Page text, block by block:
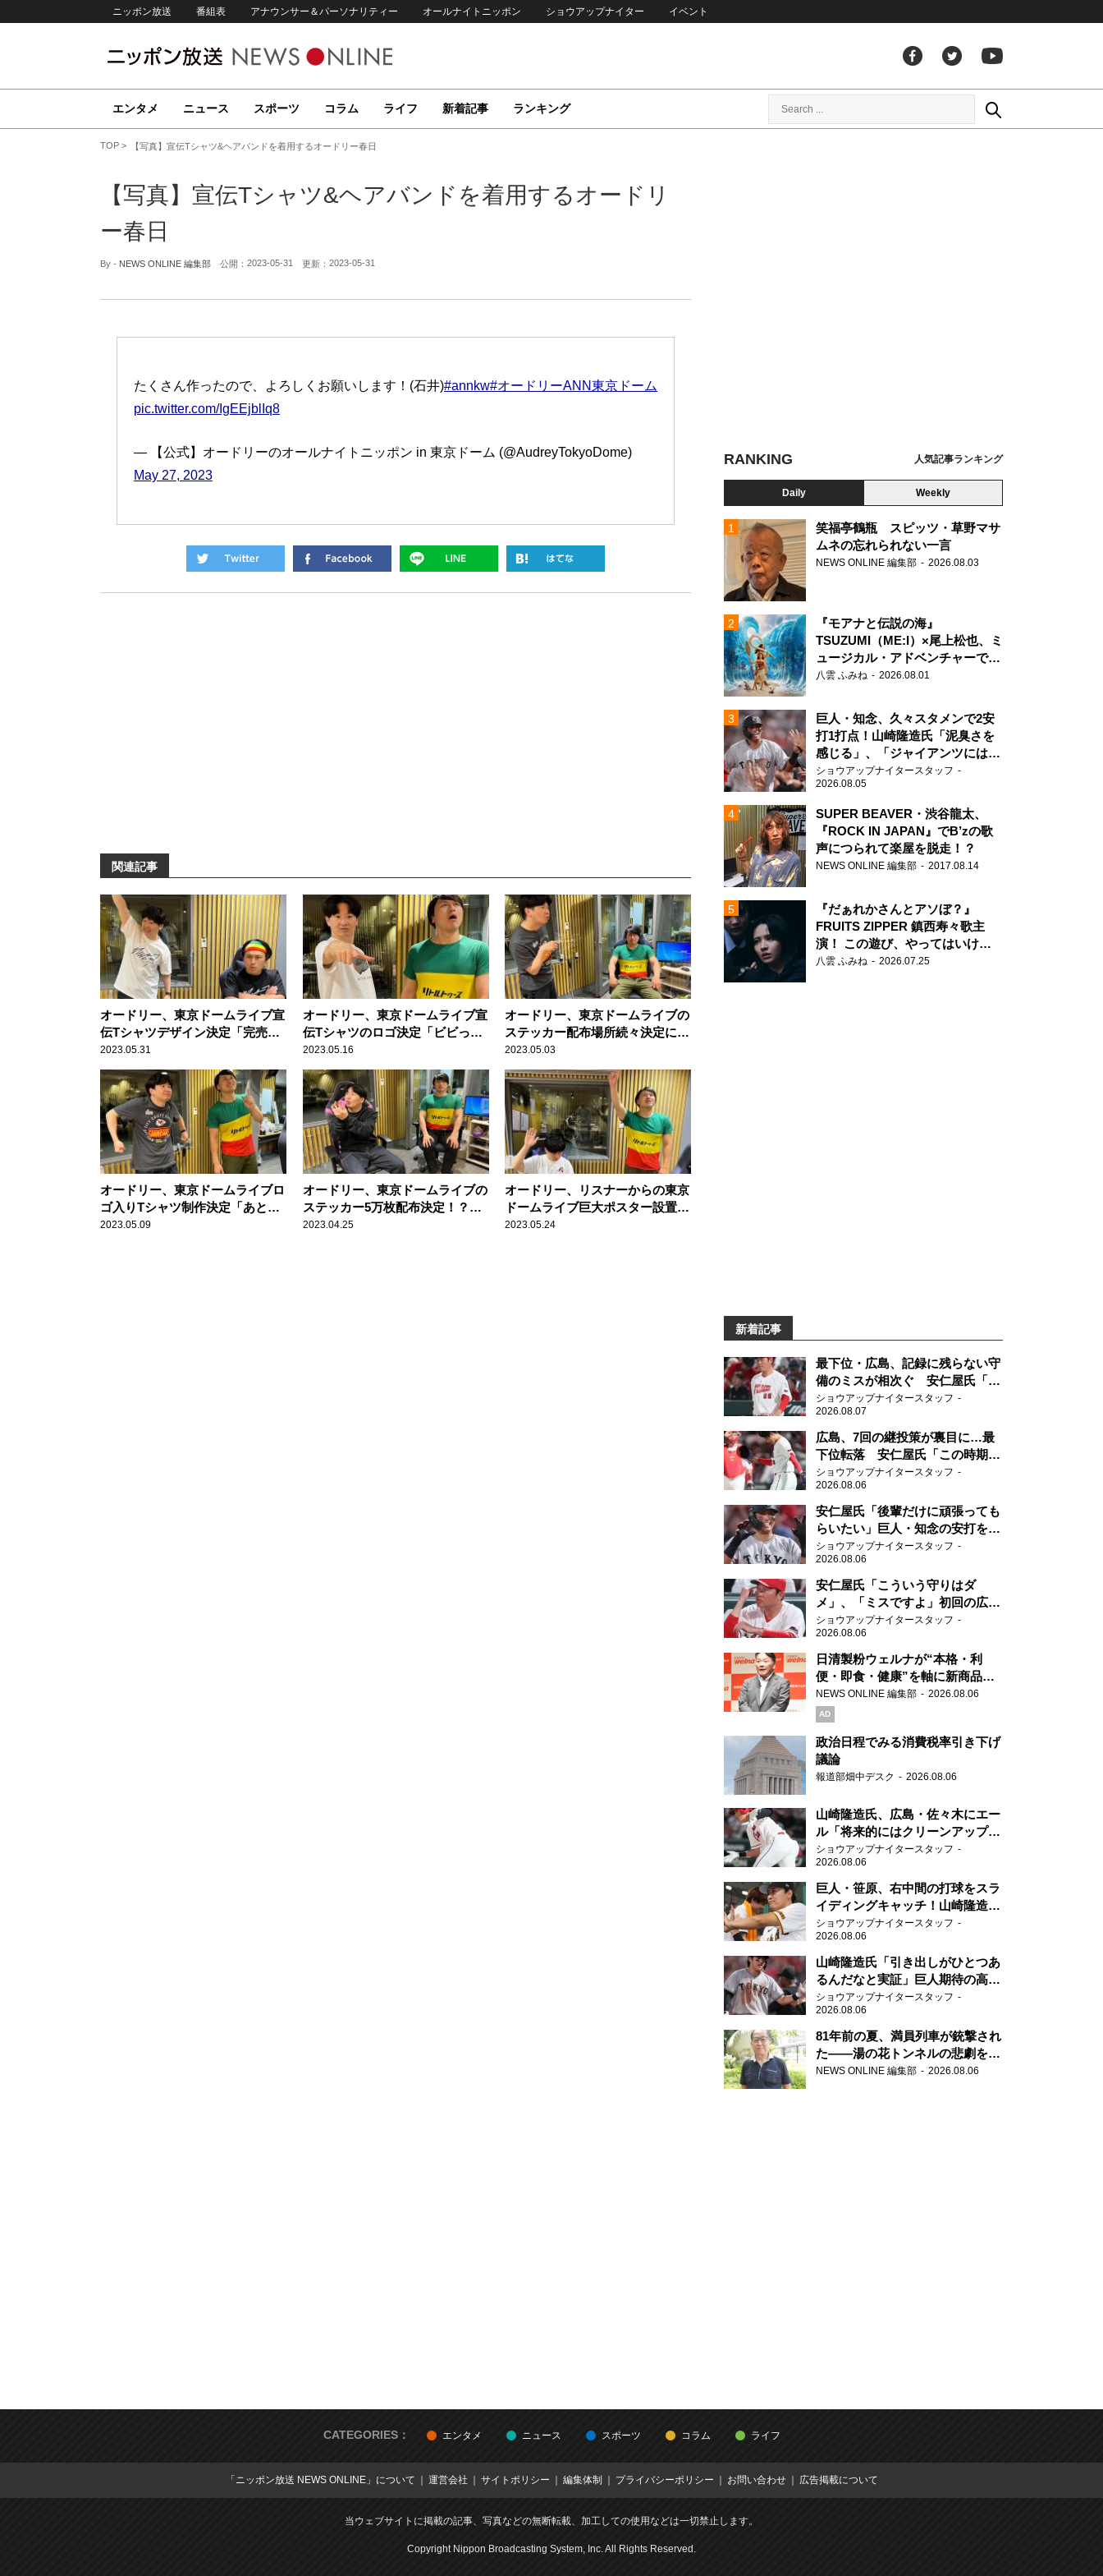
ニッポン放送 番組表 アナウンサー＆パーソナリティー オールナイトニッポン ショウアップナイター イベント
エンタメ ニュース スポーツ コラム ライフ 新着記事 ランキング
TOP 【写真】宣伝Tシャツ&ヘアバンドを着用するオードリー春日
【写真】宣伝Tシャツ&ヘアバンドを着用するオードリ
ー春日
By - NEWS ONLINE 編集部 公開： 2023-05-31 更新： 2023-05-31
たくさん作ったので、よろしくお願いします！(石井)#annkw#オードリーANN東京ドーム
pic.twitter.com/IgEEjblIq8
— 【公式】オードリーのオールナイトニッポン in 東京ドーム (@AudreyTokyoDome)
May 27, 2023
関連記事
オードリー、東京ドームライブ宣
伝Tシャツデザイン決定「完売を
目標に頑張りたい」
2023.05.31
オードリー、東京ドームライブ宣
伝Tシャツのロゴ決定「ビビって
いるなら着なければいい」
2023.05.16
オードリー、東京ドームライブの
ステッカー配布場所続々決定に
「ありがたいね」
2023.05.03
オードリー、東京ドームライブロ
ゴ入りTシャツ制作決定「あとは
外に着ていく勇気があるか」
2023.05.09
オードリー、東京ドームライブの
ステッカー5万枚配布決定！？
「来てくれる方に届けたい」
2023.04.25
オードリー、リスナーからの東京
ドームライブ巨大ポスター設置の
提案に「めっちゃいい！」
2023.05.24
RANKING 人気記事ランキング
Daily Weekly
笑福亭鶴瓶 スピッツ・草野マサ
ムネの忘れられない一言
NEWS ONLINE 編集部 2026.08.03
『モアナと伝説の海』
TSUZUMI（ME:I）×尾上松也、ミ
ュージカル・アドベンチャーで美
声を響かせる
八雲 ふみね 2026.08.01
巨人・知念、久々スタメンで2安
打1打点！山崎隆造氏「泥臭さを
感じる」、「ジャイアンツには少
ないタイプ」
ショウアップナイタースタッフ
2026.08.05
SUPER BEAVER・渋谷龍太、
『ROCK IN JAPAN』でB’zの歌
声につられて楽屋を脱走！？
NEWS ONLINE 編集部 2017.08.14
『だぁれかさんとアソぼ？』
FRUITS ZIPPER 鎮西寿々歌主
演！ この遊び、やってはいけま
せん。
八雲 ふみね 2026.07.25
新着記事
最下位・広島、記録に残らない守
備のミスが相次ぐ 安仁屋氏「最
近守りのミスが多い」
ショウアップナイタースタッフ
2026.08.07
広島、7回の継投策が裏目に…最
下位転落 安仁屋氏「この時期に
来て勉強はない」
ショウアップナイタースタッフ
2026.08.06
安仁屋氏「後輩だけに頑張っても
らいたい」巨人・知念の安打を喜
ぶ
ショウアップナイタースタッフ
2026.08.06
安仁屋氏「こういう守りはダ
メ」、「ミスですよ」初回の広島
の守備に苦言
ショウアップナイタースタッフ
2026.08.06
日清製粉ウェルナが“本格・利
便・即食・健康”を軸に新商品を
展開 「マ・マー」「青の洞窟」
ブランドを強化
NEWS ONLINE 編集部 2026.08.06
AD
政治日程でみる消費税率引き下げ
議論
報道部畑中デスク 2026.08.06
山崎隆造氏、広島・佐々木にエー
ル「将来的にはクリーンアップを
任せられるくらいまでは成長し
て」
ショウアップナイタースタッフ
2026.08.06
巨人・笹原、右中間の打球をスラ
イディングキャッチ！山崎隆造氏
「一歩でも遅れたら…」
ショウアップナイタースタッフ
2026.08.06
山崎隆造氏「引き出しがひとつあ
るんだなと実証」巨人期待の高卒
2年目が技あり安打
ショウアップナイタースタッフ
2026.08.06
81年前の夏、満員列車が銃撃され
た――湯の花トンネルの悲劇を語
り継ぐ男性
NEWS ONLINE 編集部 2026.08.06
CATEGORIES： エンタメ ニュース スポーツ コラム ライフ
「ニッポン放送 NEWS ONLINE」について 運営会社 サイトポリシー 編集体制 プライバシーポリシー お問い合わせ 広告掲載について
当ウェブサイトに掲載の記事、写真などの無断転載、加工しての使用などは一切禁止します。
Copyright Nippon Broadcasting System, Inc. All Rights Reserved.